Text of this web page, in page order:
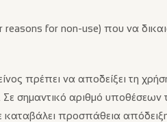
for non-use) που να
πρέπει να αποδείξει τη
σημαντικό αριθμό υποθέσεων
καταβάλει προσπάθεια